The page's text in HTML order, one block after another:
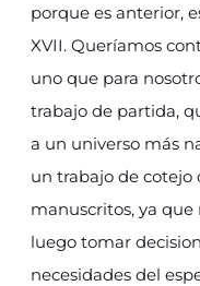
porque es anterior,
XVII. Queríamos
uno que para
trabajo de partida,
a un universo más
un trabajo de cotejo
manuscritos, ya que
luego tomar
necesidades del